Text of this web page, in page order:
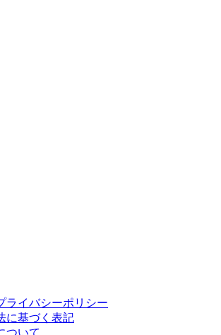
ライバシーポリシー
に基づく表記
ついて